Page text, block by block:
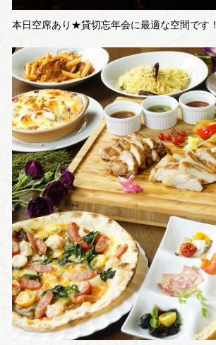
本日空席あり★貸切忘年会に最適な空間です！